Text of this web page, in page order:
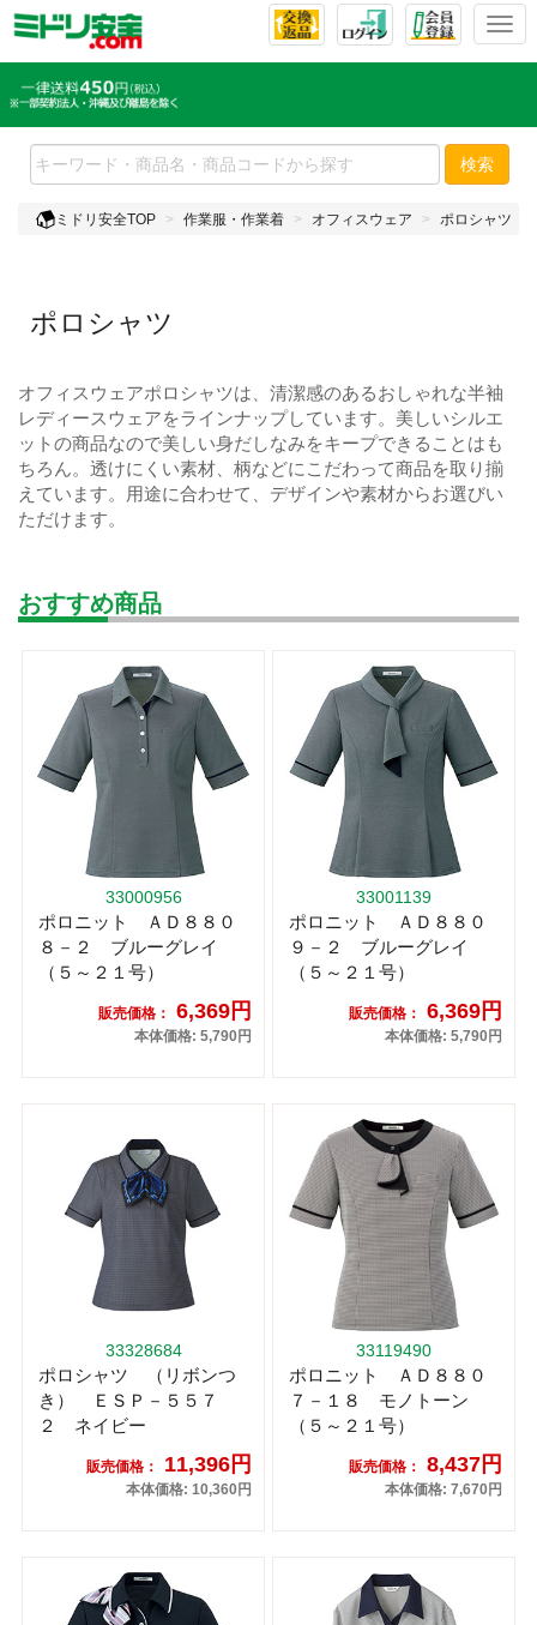
T
l
e
n
v
n
検索
ミドリ安全TOP 作業服・作業着 オフィスウェア ポロシャツ
ポロシャツ
オフィスウェアポロシャツは、清潔感のあるおしゃれな半袖
レディースウェアをラインナップしています。美しいシルエ
ットの商品なので美しい身だしなみをキープできることはも
ちろん。透けにくい素材、柄などにこだわって商品を取り揃
えています。用途に合わせて、デザインや素材からお選びい
ただけます。
おすすめ商品
33000956
ポロニット ＡＤ８８０
８－２ ブルーグレイ
（５～２１号）
販売価格： 6,369円
本体価格: 5,790円
33001139
ポロニット ＡＤ８８０
９－２ ブルーグレイ
（５～２１号）
販売価格： 6,369円
本体価格: 5,790円
33328684
ポロシャツ （リボンつ
き） ＥＳＰ－５５７
２ ネイビー
販売価格： 11,396円
本体価格: 10,360円
33119490
ポロニット ＡＤ８８０
７－１８ モノトーン
（５～２１号）
販売価格： 8,437円
本体価格: 7,670円